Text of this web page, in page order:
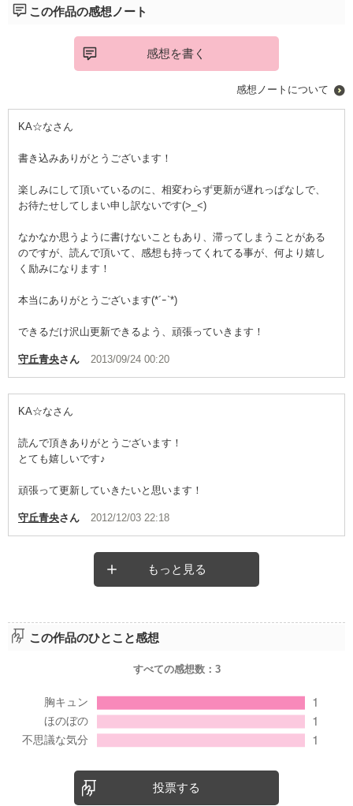
この作品の感想ノート
感想を書く
感想ノートについて
KA☆なさん
書き込みありがとうございます！
楽しみにして頂いているのに、相変わらず更新が遅れっぱなしで、
お待たせしてしまい申し訳ないです(>_<)
なかなか思うように書けないこともあり、滞ってしまうことがある
のですが、読んで頂いて、感想も持ってくれてる事が、何より嬉し
く励みになります！
本当にありがとうございます(*´ｰ`*)
できるだけ沢山更新できるよう、頑張っていきます！
守丘青央さん 2013/09/24 00:20
KA☆なさん
読んで頂きありがとうございます！
とても嬉しいです♪
頑張って更新していきたいと思います！
守丘青央さん 2012/12/03 22:18
もっと見る
この作品のひとこと感想
すべての感想数： 3
投票する